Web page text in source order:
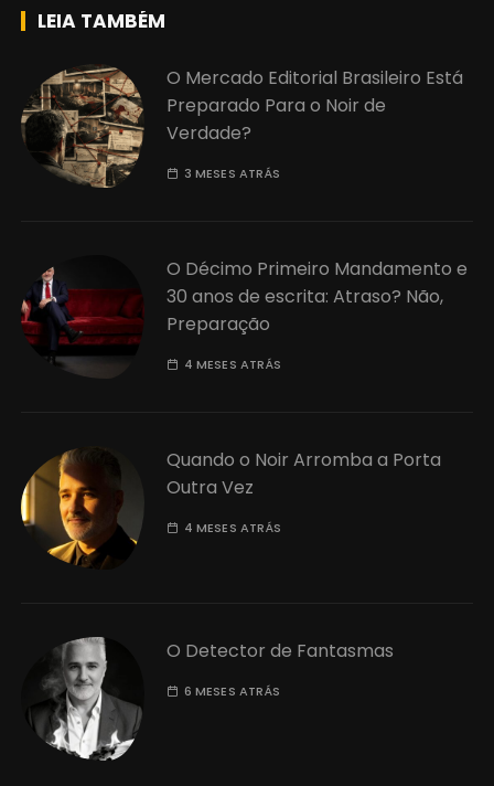
LEIA TAMBÉM
O Mercado Editorial Brasileiro Está
Preparado Para o Noir de
Verdade?
3 MESES ATRÁS
O Décimo Primeiro Mandamento e
30 anos de escrita: Atraso? Não,
Preparação
4 MESES ATRÁS
Quando o Noir Arromba a Porta
Outra Vez
4 MESES ATRÁS
O Detector de Fantasmas
6 MESES ATRÁS